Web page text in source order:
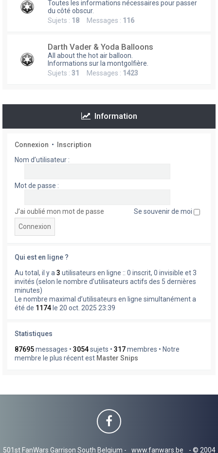
Toutes les informations nécessaires pour passer
du côté obscur.
Sujets : 18 Messages : 116
Darth Vader & Yoda Balloons
All about the hot air balloon.
Informations sur la montgolfière.
Sujets : 31 Messages : 1423
Information
Connexion •
Inscription
Nom d’utilisateur :
Mot de passe :
J’ai oublié mon mot de passe Se souvenir de moi
Qui est en ligne ?
Au total, il y a 3 utilisateurs en ligne :: 0 inscrit, 0 invisible et 3
invités (selon le nombre d’utilisateurs actifs des 5 dernières
minutes)
Le nombre maximal d’utilisateurs en ligne simultanément a
été de 1174 le 20 oct. 2025 23:39
Statistiques
87695messages • 3054sujets • 317membres • Notre
membre le plus récent est Master Snips
501st FanWars Garrison South Belgium - www.fanwars.be - © 2004